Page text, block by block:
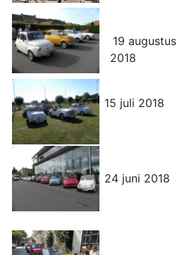
19 augustus
2018
15 juli 2018
24 juni 2018